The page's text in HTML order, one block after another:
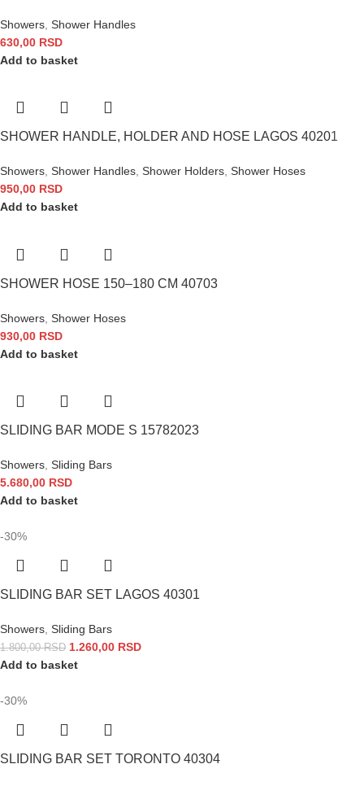
Showers Shower Handles
630,00 RSD
Add to basket
SHOWER HANDLE, HOLDER AND HOSE LAGOS 40201
Showers Shower Handles Shower Holders Shower Hoses
950,00 RSD
Add to basket
SHOWER HOSE 150–180 CM 40703
Showers Shower Hoses
930,00 RSD
Add to basket
SLIDING BAR MODE S 15782023
Showers Sliding Bars
5.680,00 RSD
Add to basket
-30%
SLIDING BAR SET LAGOS 40301
Showers Sliding Bars
1.800,00RSD 1.260,00 RSD
Add to basket
-30%
SLIDING BAR SET TORONTO 40304